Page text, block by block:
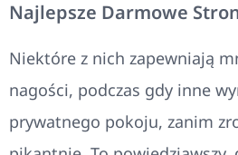
Najlepsze Darmowe
Niektóre z nich zapewniają
nagości, podczas gdy inne
prywatnego pokoju, zanim